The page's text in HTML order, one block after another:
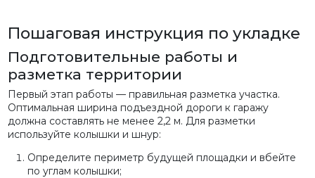
Пошаговая инструкция по укладке
Подготовительные работы и
разметка территории
Первый этап работы — правильная разметка участка.
Оптимальная ширина подъездной дороги к гаражу
должна составлять не менее 2,2 м. Для разметки
используйте колышки и шнур:
Определите периметр будущей площадки и вбейте
по углам колышки;